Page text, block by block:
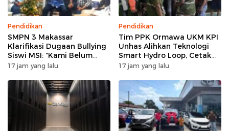
Pendidikan
SMPN 3 Makassar
Klarifikasi Dugaan Bullying
Siswi MSI: “Kami Belum
Menemukan Unsur
17 jam yang lalu
Pendidikan
Tim PPK Ormawa UKM KPI
Unhas Alihkan Teknologi
Smart Hydro Loop, Cetak
Teknisi Desa untuk Perkuat
17 jam yang lalu